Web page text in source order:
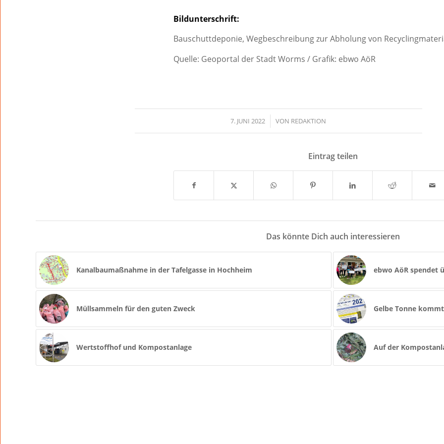
Bildunterschrift:
Bauschuttdeponie, Wegbeschreibung zur Abholung von
Quelle: Geoportal der Stadt Worms / Grafik: ebwo AöR
7. JUNI 2022
/ VON REDAKTION
Eintrag teilen
Das könnte Dich auch interessieren
Kanalbaumaßnahme in der Tafelgasse in Hochheim ebwo AöR spendet
Müllsammeln für den guten Zweck Gelbe Tonne
Wertstoffhof und Kompostanlage Auf der